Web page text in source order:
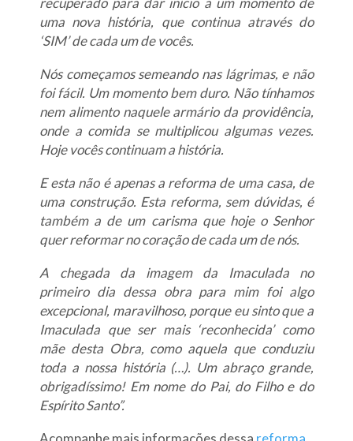
uma nova história, que continua através do
‘SIM’ de cada um de vocês.
Nós começamos semeando nas lágrimas, e não
foi fácil. Um momento bem duro. Não tínhamos
nem alimento naquele armário da providência,
onde a comida se multiplicou algumas vezes.
Hoje vocês continuam a história.
E esta não é apenas a reforma de uma casa, de
uma construção. Esta reforma, sem dúvidas, é
também a de um carisma que hoje o Senhor
quer reformar no coração de cada um de nós.
A chegada da imagem da Imaculada no
primeiro dia dessa obra para mim foi algo
excepcional, maravilhoso, porque eu sinto que a
Imaculada que ser mais ‘reconhecida’ como
mãe desta Obra, como aquela que conduziu
toda a nossa história (…). Um abraço grande,
obrigadíssimo! Em nome do Pai, do Filho e do
Espírito Santo”.